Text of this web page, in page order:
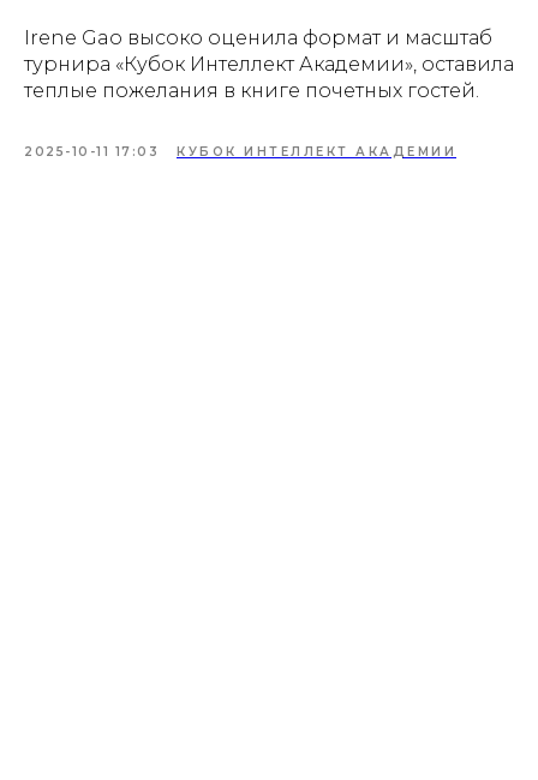
Irene Gao высоко оценила формат и масштаб
турнира «Кубок Интеллект Академии», оставила
теплые пожелания в книге почетных гостей.
2025-10-11 17:03 КУБОК ИНТЕЛЛЕКТ АКАДЕМИИ